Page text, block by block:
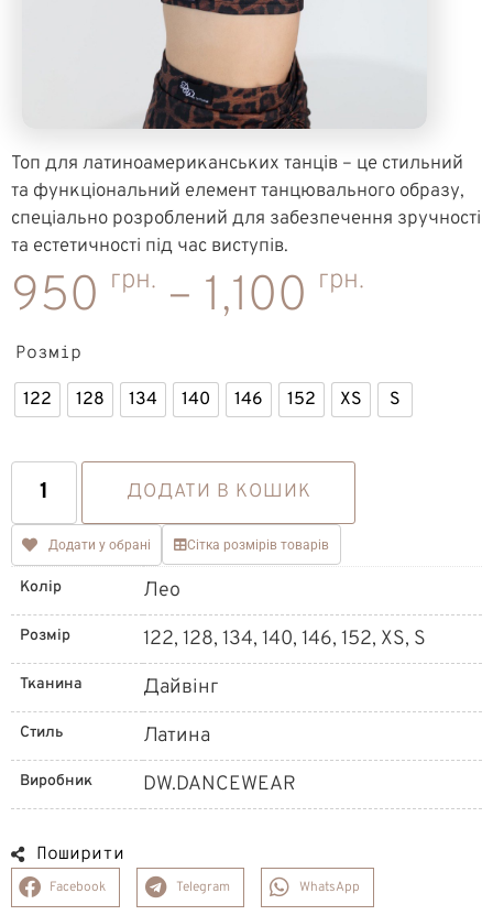
Топ для латиноамериканських танців – це стильний
та функціональний елемент танцювального образу,
спеціально розроблений для забезпечення зручності
та естетичності під час виступів.
950 грн. – 1,100 грн.
Розмір
122 128 134 140 146 152 XS S
ДОДАТИ В КОШИК
Додати у обрані Сітка розмірів товарів
Колір Лео
Розмір 122, 128, 134, 140, 146, 152, XS, S
Тканина Дайвінг
Стиль Латина
Виробник DW.DANCEWEAR
Поширити
Facebook Telegram WhatsApp